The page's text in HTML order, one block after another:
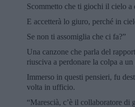
Scommetto che ti giochi il cielo a
E accetterà lo giuro, perché in
Se non ti assomiglia che ci fa?”
Una canzone che parla del
riusciva a perdonare la colpa a
Immerso in questi pensieri, fu
volta in ufficio.
“Marescià, c’è il collaboratore di